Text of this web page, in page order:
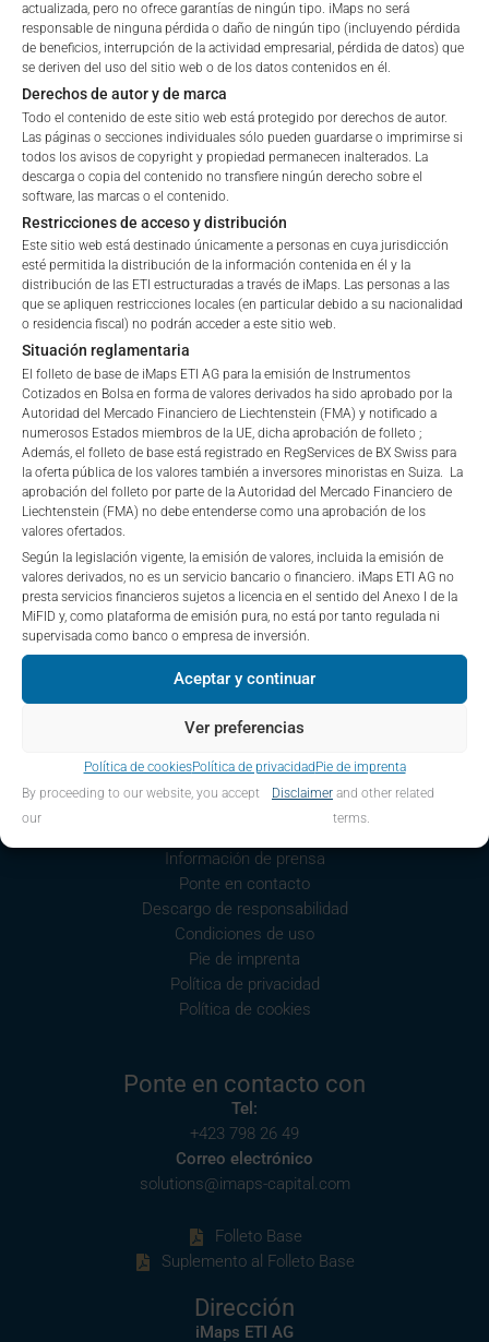
actualizada, pero no ofrece garantías de ningún tipo. iMaps no será
responsable de ninguna pérdida o daño de ningún tipo (incluyendo pérdida
de beneficios, interrupción de la actividad empresarial, pérdida de datos) que
se deriven del uso del sitio web o de los datos contenidos en él.
Derechos de autor y de marca
Todo el contenido de este sitio web está protegido por derechos de autor.
Las páginas o secciones individuales sólo pueden guardarse o imprimirse si
todos los avisos de copyright y propiedad permanecen inalterados. La
descarga o copia del contenido no transfiere ningún derecho sobre el
software, las marcas o el contenido.
Restricciones de acceso y distribución
Este sitio web está destinado únicamente a personas en cuya jurisdicción
esté permitida la distribución de la información contenida en él y la
distribución de las ETI estructuradas a través de iMaps. Las personas a las
que se apliquen restricciones locales (en particular debido a su nacionalidad
o residencia fiscal) no podrán acceder a este sitio web.
Situación reglamentaria
El folleto de base de iMaps ETI AG para la emisión de Instrumentos
Cotizados en Bolsa en forma de valores derivados ha sido aprobado por la
Autoridad del Mercado Financiero de Liechtenstein (FMA) y notificado a
numerosos Estados miembros de la UE, dicha aprobación de folleto ;
Además, el folleto de base está registrado en RegServices de BX Swiss para
la oferta pública de los valores también a inversores minoristas en Suiza. La
aprobación del folleto por parte de la Autoridad del Mercado Financiero de
Liechtenstein (FMA) no debe entenderse como una aprobación de los
valores ofertados.
Según la legislación vigente, la emisión de valores, incluida la emisión de
valores derivados, no es un servicio bancario o financiero. iMaps ETI AG no
presta servicios financieros sujetos a licencia en el sentido del Anexo I de la
MiFID y, como plataforma de emisión pura, no está por tanto regulada ni
supervisada como banco o empresa de inversión.
Aceptar y continuar
Ver preferencias
Política de cookiesPolítica de privacidadPie de imprenta
By proceeding to our website, you accept
our
Disclaimerand other related
terms.
Nota: La información facilitada no pretende ser una oferta o
solicitud de compra o venta de ningún instrumento financiero,
sino únicamente a efectos de relaciones con los inversores. Los
valores mencionados se ofrecieron al público y actualmente
cotizan en el mercado secundario de la bolsa mencionada
anteriormente. Se recomienda a los inversores que estén
considerando invertir en cualquiera de estos pagarés que
consulten a un Asesor Financiero MiFID autorizado antes de
Enlaces importantes
Información de prensa
Ponte en contacto
Descargo de responsabilidad
Condiciones de uso
Pie de imprenta
Política de privacidad
Política de cookies
Ponte en contacto con
Tel:
+423 798 26 49
Correo electrónico
solutions@imaps-capital.com
Folleto Base
Suplemento al Folleto Base
Dirección
iMaps ETI AG